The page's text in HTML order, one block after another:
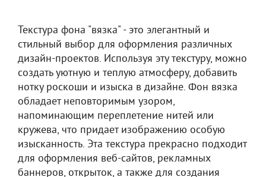
Текстура фона "вязка" - это элегантный и
стильный выбор для оформления различных
дизайн-проектов. Используя эту текстуру, можно
создать уютную и теплую атмосферу, добавить
нотку роскоши и изыска в дизайне. Фон вязка
обладает неповторимым узором,
напоминающим переплетение нитей или
кружева, что придает изображению особую
изысканность. Эта текстура прекрасно подходит
для оформления веб-сайтов, рекламных
баннеров, открыток, а также для создания